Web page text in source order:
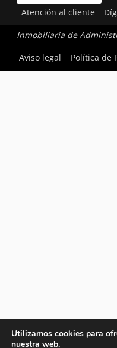
Atención al cliente
Inmobiliaria de
Aviso legal
Política de
Utilizamos cookies para
nuestra web.